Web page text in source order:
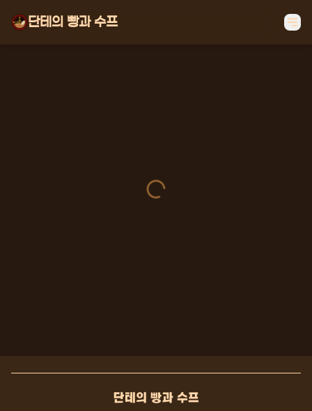
단테의 빵과 수프
단테의 빵과 수프